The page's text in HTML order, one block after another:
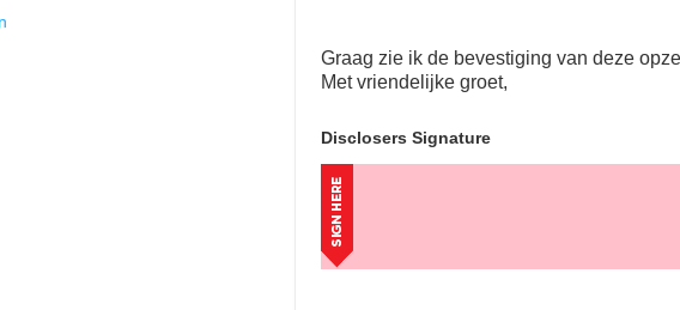
Graag zie ik de bevestiging van deze
Met vriendelijke groet,
Disclosers Signature